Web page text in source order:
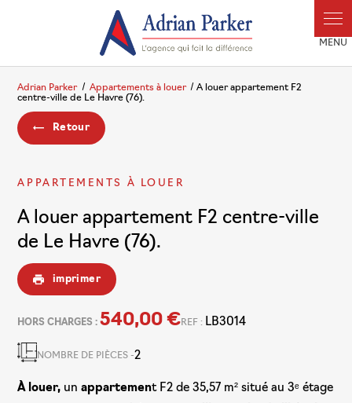
Adrian Parker Appartements à louer
A louer appartement F2
centre-ville de Le Havre (76).
Retour
APPARTEMENTS À LOUER
A louer appartement F2 centre-ville
de Le Havre (76).
imprimer
HORS CHARGES :540,00 €REF : LB3014
NOMBRE DE PIÈCES -2
À louer, unappartement F2 de 35,57 m² situé au 3ᵉ étage